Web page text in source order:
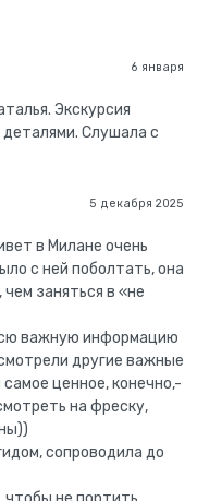
6 января
Экскурсия
деталями. Слушала с
5 декабря 2025
в Милане очень
с ней поболтать, она
заняться в «не
важную информацию
другие важные
ценное, конечно,-
на фреску,
сопроводила до